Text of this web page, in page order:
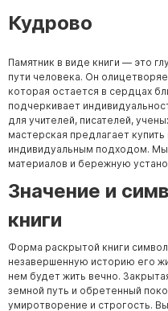
Кудрово
Памятник в виде книги — это
пути человека. Он
которая остается в сердцах
подчеркивает
для учителей, писателей,
мастерская предлагает купить
индивидуальным подходом.
материалов и бережную
Значение и
книги
Форма раскрытой книги
незавершенную историю его
нем будет жить вечно.
земной путь и обретенный
умиротворение и строгость.